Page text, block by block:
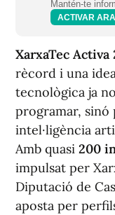
Mantén-te
ACTIVAR ARA
XarxaTec Activa
rècord i una
tecnològica ja
programar, sinó
intel·ligència
Amb quasi 200
impulsat per
Diputació de
aposta per